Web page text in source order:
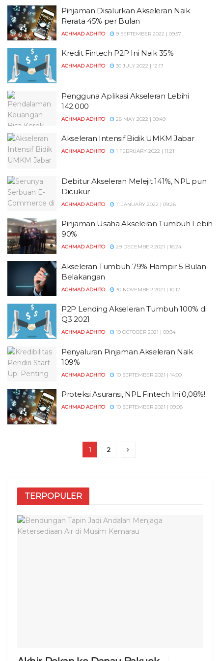
Pinjaman Disalurkan Akseleran Naik
Rerata 45% per Bulan
ACHMAD ADHITO 9 SEPTEMBER 2022 | 09:57
Kredit Fintech P2P Ini Naik 35%
ACHMAD ADHITO 30 JULY 2022 | 12:17
Pengguna Aplikasi Akseleran Lebihi
142.000
ACHMAD ADHITO 28 MAY 2022 | 09:49
Akseleran Intensif Bidik UMKM Jabar
ACHMAD ADHITO 1 FEBRUARY 2022 | 11:21
Debitur Akseleran Melejit 141%, NPL pun
Dicukur
ACHMAD ADHITO 11 JANUARY 2022 | 09:26
Pinjaman Usaha Akseleran Tumbuh Lebih
90%
ACHMAD ADHITO 29 DECEMBER 2021 | 16:24
Akseleran Tumbuh 79% Hampir 5 Bulan
Belakangan
ACHMAD ADHITO 30 NOVEMBER 2021 | 10:12
P2P Lending Akseleran Tumbuh 100% di
Q3 2021
ACHMAD ADHITO 19 OCTOBER 2021 | 09:34
Penyaluran Pinjaman Akseleran Naik
109%
ACHMAD ADHITO 10 SEPTEMBER 2021 | 14:00
Proteksi Asuransi, NPL Fintech Ini 0,08%!
ACHMAD ADHITO 10 SEPTEMBER 2021 | 09:08
1 2
TERPOPULER